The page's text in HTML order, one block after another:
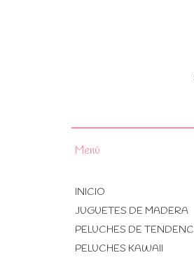
Menú
INICIO
JUGUETES DE MADERA
PELUCHES DE
PELUCHES KAWAII